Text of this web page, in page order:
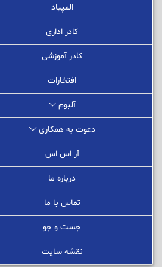
المپیاد
کادر اداری
کادر آموزشی
افتخارات
آلبوم
دعوت به همکاری
آر اس اس
درباره ما
تماس با ما
جست و جو
نقشه سایت